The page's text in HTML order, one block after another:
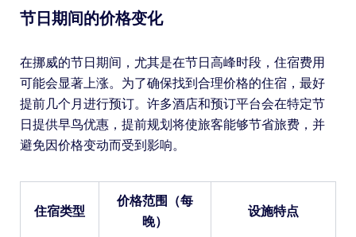
节日期间的价格变化
在挪威的节日期间，尤其是在节日高峰时段，住宿费用
可能会显著上涨。为了确保找到合理价格的住宿，最好
提前几个月进行预订。许多酒店和预订平台会在特定节
日提供早鸟优惠，提前规划将使旅客能够节省旅费，并
避免因价格变动而受到影响。
住宿类型
价格范围（每
晚）
设施特点